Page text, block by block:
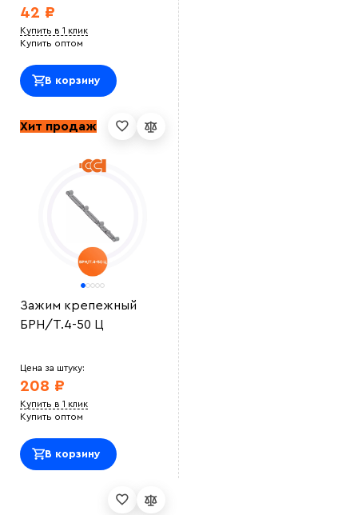
42 ₽
Купить в 1 клик
Купить оптом
В корзину
Хит продаж
Зажим крепежный
БРН/Т.4-50 Ц
Цена за штуку:
208 ₽
Купить в 1 клик
Купить оптом
В корзину